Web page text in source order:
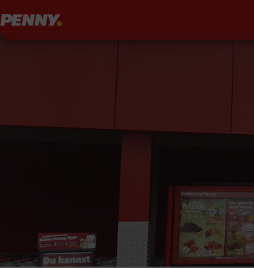
Penny